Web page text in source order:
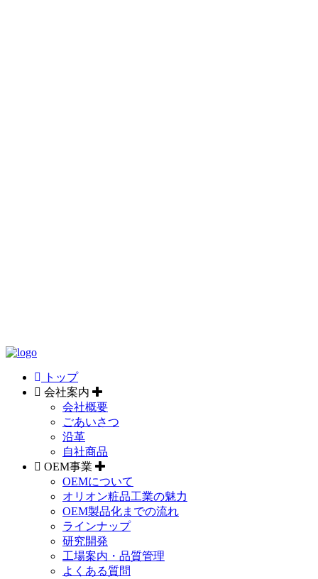
トップ
会社案内
会社概要
ごあいさつ
沿革
自社商品
OEM事業
OEMについて
オリオン粧品工業の魅力
OEM製品化までの流れ
ラインナップ
研究開発
工場案内・品質管理
よくある質問